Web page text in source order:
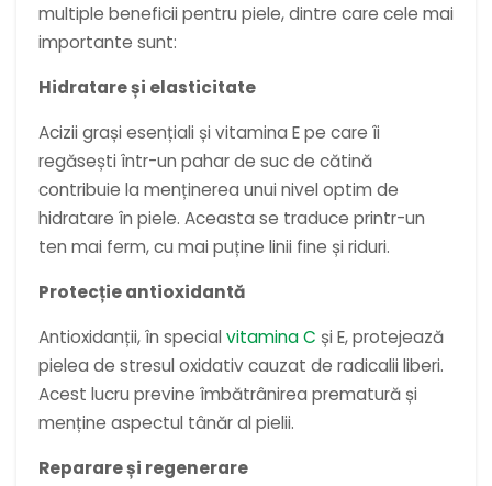
multiple beneficii pentru piele, dintre care cele mai
importante sunt:
Hidratare și elasticitate
Acizii grași esențiali și vitamina E pe care îi
regăsești într-un pahar de suc de cătină
contribuie la menținerea unui nivel optim de
hidratare în piele. Aceasta se traduce printr-un
ten mai ferm, cu mai puține linii fine și riduri.
Protecție antioxidantă
Antioxidanții, în special vitamina C și E, protejează
pielea de stresul oxidativ cauzat de radicalii liberi.
Acest lucru previne îmbătrânirea prematură și
menține aspectul tânăr al pielii.
Reparare și regenerare